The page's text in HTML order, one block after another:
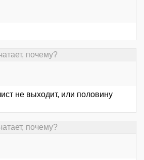
почему?
не выходит, или половину
почему?